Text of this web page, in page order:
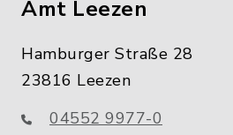
Amt Leezen
Hamburger Straße 28
23816 Leezen
04552 9977-0